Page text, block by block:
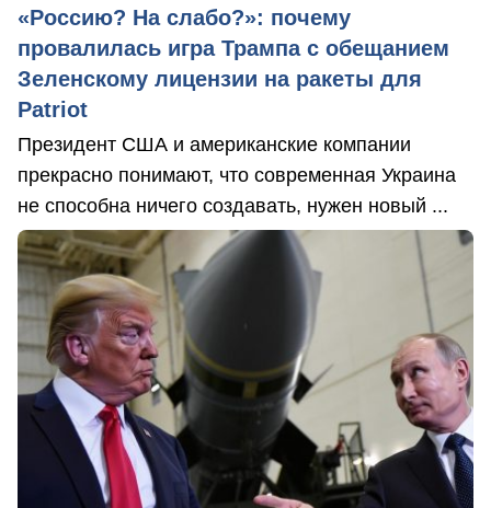
«Россию? На слабо?»: почему
провалилась игра Трампа с обещанием
Зеленскому лицензии на ракеты для
Patriot
Президент США и американские компании
прекрасно понимают, что современная Украина
не способна ничего создавать, нужен новый ...